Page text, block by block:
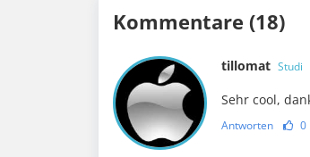
Kommentare (18)
tillomat Studi
Sehr cool,
Antworten 0